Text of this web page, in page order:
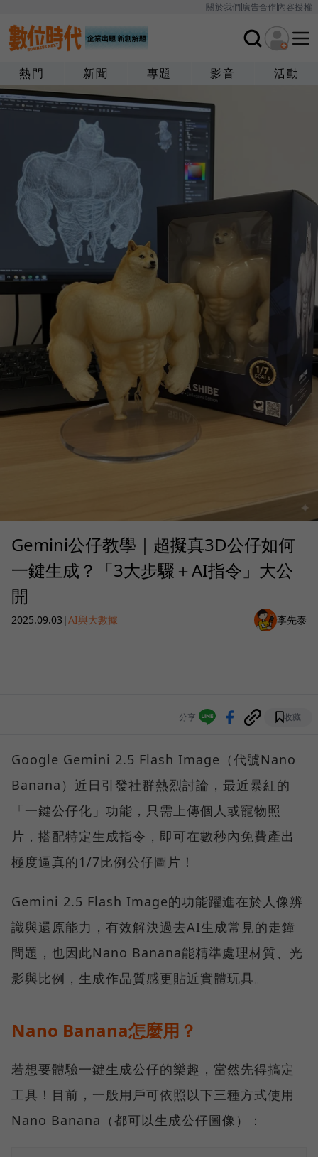
關於我們廣告合作內容授權
熱門 新聞 專題 影音 活動
Gemini公仔教學｜超擬真3D公仔如何
一鍵生成？「3大步驟＋AI指令」大公
開
2025.09.03 |AI與大數據 李先泰
分享 收藏
Google Gemini 2.5 Flash Image（代號Nano
Banana）近日引發社群熱烈討論，最近暴紅的
「一鍵公仔化」功能，只需上傳個人或寵物照
片，搭配特定生成指令，即可在數秒內免費產出
極度逼真的1/7比例公仔圖片！
Gemini 2.5 Flash Image的功能躍進在於人像辨
識與還原能力，有效解決過去AI生成常見的走鐘
問題，也因此Nano Banana能精準處理材質、光
影與比例，生成作品質感更貼近實體玩具。
Nano Banana怎麼用？
若想要體驗一鍵生成公仔的樂趣，當然先得搞定
工具！目前，一般用戶可依照以下三種方式使用
Nano Banana（都可以生成公仔圖像）：